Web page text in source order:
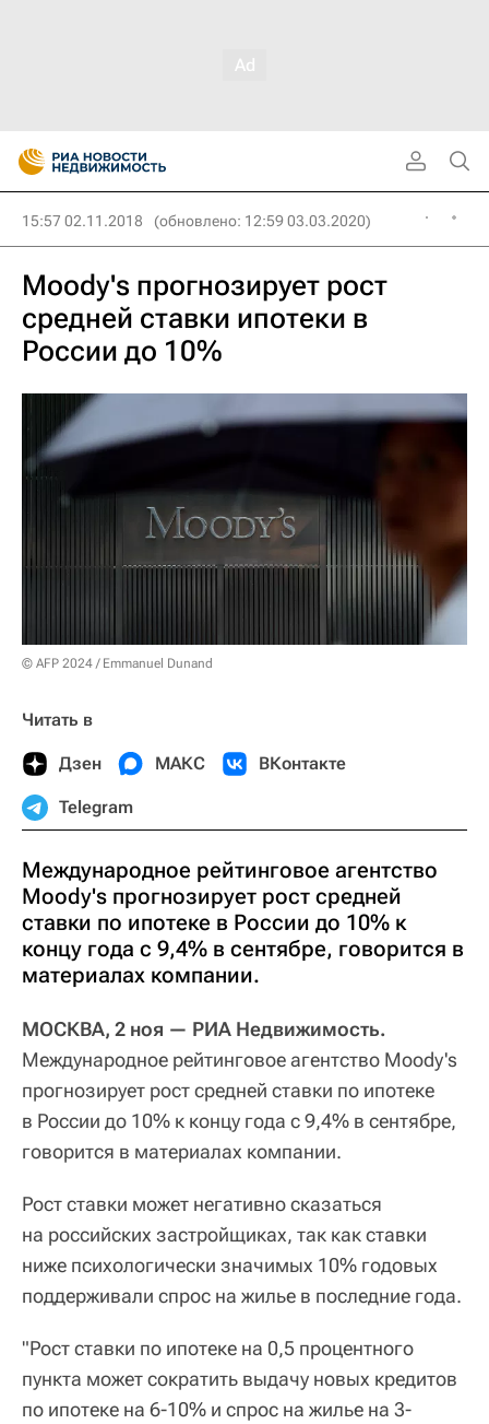
15:57 02.11.2018 (обновлено: 12:59 03.03.2020)
Moody's прогнозирует рост
средней ставки ипотеки в
России до 10%
© AFP 2024 / Emmanuel Dunand
Читать в
Дзен МАКС ВКонтакте
Telegram
Международное рейтинговое агентство
Moody's прогнозирует рост средней
ставки по ипотеке в России до 10% к
концу года с 9,4% в сентябре, говорится в
материалах компании.
МОСКВА, 2 ноя — РИА Недвижимость.
Международное рейтинговое агентство Moody's
прогнозирует рост средней ставки по ипотеке
в России до 10% к концу года с 9,4% в сентябре,
говорится в материалах компании.
Рост ставки может негативно сказаться
на российских застройщиках, так как ставки
ниже психологически значимых 10% годовых
поддерживали спрос на жилье в последние года.
"Рост ставки по ипотеке на 0,5 процентного
пункта может сократить выдачу новых кредитов
по ипотеке на 6-10% и спрос на жилье на 3-